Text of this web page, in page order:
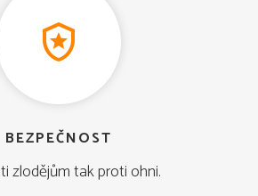
BEZPEČNOST
zlodějům tak proti ohni.